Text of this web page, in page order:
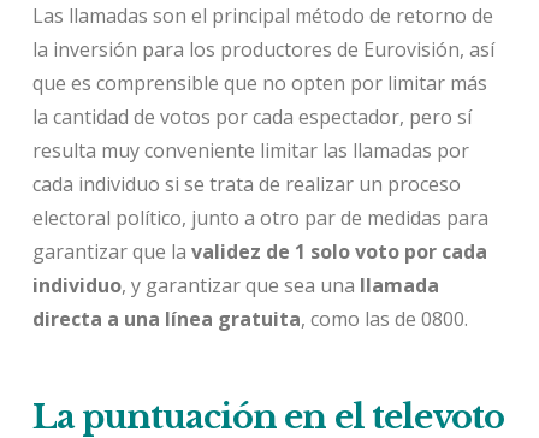
Las llamadas son el principal método de retorno de
la inversión para los productores de Eurovisión, así
que es comprensible que no opten por limitar más
la cantidad de votos por cada espectador, pero sí
resulta muy conveniente limitar las llamadas por
cada individuo si se trata de realizar un proceso
electoral político, junto a otro par de medidas para
garantizar que la validez de 1 solo voto por cada
individuo, y garantizar que sea una llamada
directa a una línea gratuita, como las de 0800.
La puntuación en el televoto